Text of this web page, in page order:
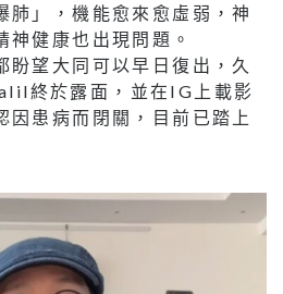
肺」，機能愈來愈虛弱，神
神健康也出現問題。
盼望大同可以早日復出，久
終於露面，並在IG上載影
因患病而閉關，目前已踏上